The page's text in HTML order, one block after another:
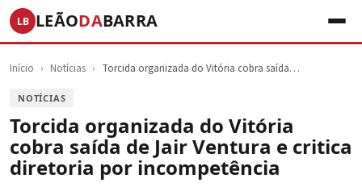
LB LEÃODABARRA
Início › Notícias › Torcida organizada do Vitória cobra saída…
NOTÍCIAS
Torcida organizada do Vitória
cobra saída de Jair Ventura e critica
diretoria por incompetência